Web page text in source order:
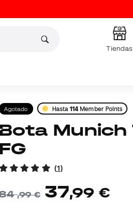
Tiendas
Agotado Hasta114 Member Points
Bota Munich Trick
FG
(1)
,99 € 37,99 €